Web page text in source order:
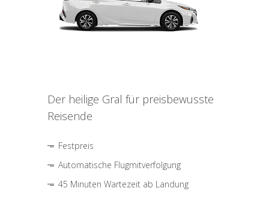
Der heilige Gral für preisbewusste
Reisende
Festpreis
Automatische Flugmitverfolgung
45 Minuten Wartezeit ab Landung